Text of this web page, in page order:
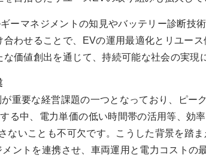
ーマネジメントの知見やバッテリー診断技
わせることで、EVの運用最適化とリユー
価値創出を通じて、持続可能な社会の実現
重要な経営課題の一つとなっており、ピー
る中、電力単価の低い時間帯の活用等、効
いことも不可欠です。こうした背景を踏
ントを連携させ、車両運用と電力コストの